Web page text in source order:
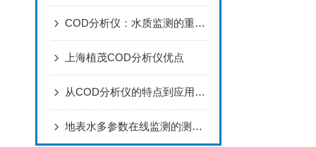
COD分析仪：水质监测的重要工具
上海植茂COD分析仪优点
从COD分析仪的特点到应用领域，知道的人少之又少
地表水多参数在线监测的测量意义